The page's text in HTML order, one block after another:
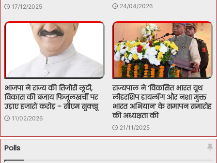
17/12/2025 24/04/2026
भाजपा ने राज्य की तिजोरी लूटी,
विकास की बजाय फिजूलखर्ची पर
उड़ाए हजारों करोड़ – सीएम सुक्खू
11/02/2026
राज्यपाल ने ‘विकसित भारत यूथ
लीडरशिप डायलॉग और नशा मुक्त
भारत अभियान’ के समापन समारोह
की अध्यक्षता की
21/11/2025
Polls